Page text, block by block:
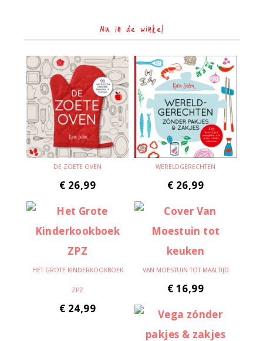
Nu in de winkel
DE ZOETE OVEN
€ 26,99
WERELDGERECHTEN
€ 26,99
HET GROTE KINDERKOOKBOEK
ZPZ
€ 24,99
VAN MOESTUIN TOT MAALTIJD
€ 16,99